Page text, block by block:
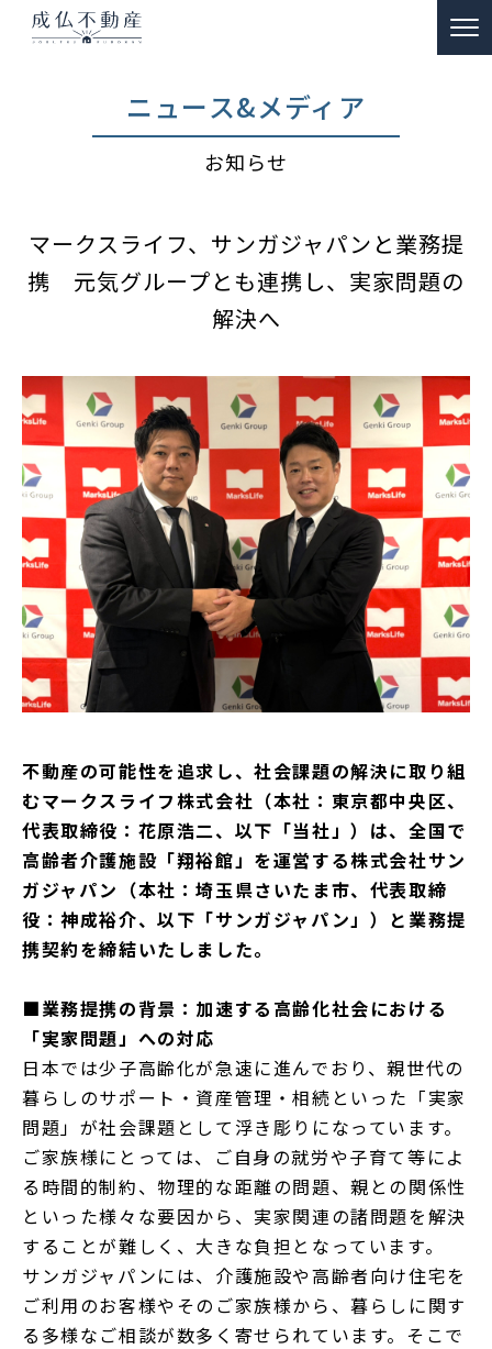
ニュース&メディア
お知らせ
マークスライフ、サンガジャパンと業務提
携 元気グループとも連携し、実家問題の
解決へ
不動産の可能性を追求し、社会課題の解決に取り組
むマークスライフ株式会社（本社：東京都中央区、
代表取締役：花原浩二、以下「当社」）は、全国で
高齢者介護施設「翔裕館」を運営する株式会社サン
ガジャパン（本社：埼玉県さいたま市、代表取締
役：神成裕介、以下「サンガジャパン」）と業務提
携契約を締結いたしました。
■業務提携の背景：加速する高齢化社会における
「実家問題」への対応
日本では少子高齢化が急速に進んでおり、親世代の
暮らしのサポート・資産管理・相続といった「実家
問題」が社会課題として浮き彫りになっています。
ご家族様にとっては、ご自身の就労や子育て等によ
る時間的制約、物理的な距離の問題、親との関係性
といった様々な要因から、実家関連の諸問題を解決
することが難しく、大きな負担となっています。
サンガジャパンには、介護施設や高齢者向け住宅を
ご利用のお客様やそのご家族様から、暮らしに関す
る多様なご相談が数多く寄せられています。そこで
事故物件のお悩み解決
ー ご供養
私たちの約束
富動産コラム
採用情報
ニュース&メディア
運営会社
プライバシーポリシー